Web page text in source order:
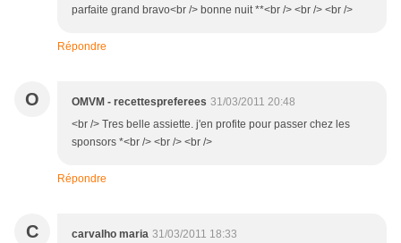
parfaite grand bravo<br /> bonne nuit **<br /> <br /> <br />
Répondre
O OMVM - recettespreferees 31/03/2011 20:48
<br /> Tres belle assiette. j'en profite pour passer chez les
sponsors *<br /> <br /> <br />
Répondre
C carvalho maria 31/03/2011 18:33